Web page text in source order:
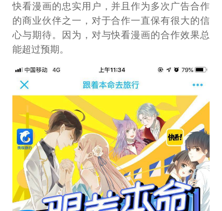
快看漫画的忠实用户，并且作为多次广告合作
的商业伙伴之一，对于合作一直保有很大的信
心与期待。因为，对与快看漫画的合作效果总
能超过预期。